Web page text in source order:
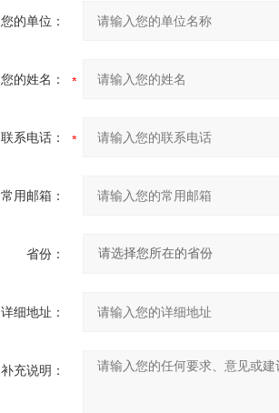
您的单位：
您的姓名：
联系电话：
常用邮箱：
省份：
详细地址：
补充说明：